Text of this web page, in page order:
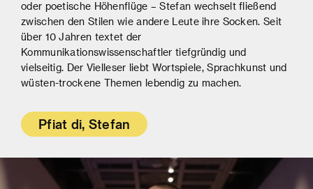
oder poetische Höhenflüge – Stefan wechselt fließend
zwischen den Stilen wie andere Leute ihre Socken. Seit
über 10 Jahren textet der
Kommunikationswissenschaftler tiefgründig und
vielseitig. Der Vielleser liebt Wortspiele, Sprachkunst und
wüsten-trockene Themen lebendig zu machen.
Pfiat di, Stefan